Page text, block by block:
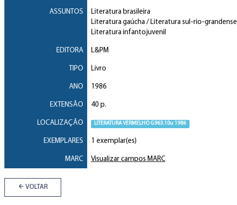
ASSUNTOS
Literatura brasileira
Literatura gaúcha / Literatura sul-rio-grandense
Literatura infantojuvenil
EDITORA L&PM
TIPO Livro
ANO 1986
EXTENSÃO 40 p.
LOCALIZAÇÃO LITERATURA VERMELHO G963.10u 1986
EXEMPLARES 1 exemplar(es)
MARC Visualizar campos MARC
VOLTAR